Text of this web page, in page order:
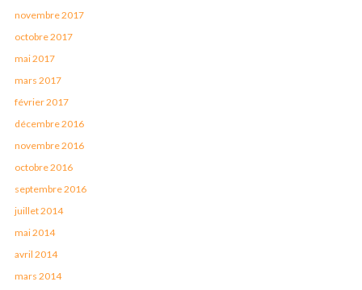
novembre 2017
octobre 2017
mai 2017
mars 2017
février 2017
décembre 2016
novembre 2016
octobre 2016
septembre 2016
juillet 2014
mai 2014
avril 2014
mars 2014